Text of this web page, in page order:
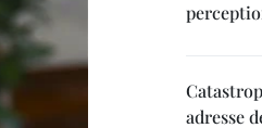
adresse